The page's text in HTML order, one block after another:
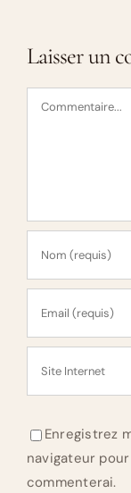
Laisser un
Commentaire
Enregistrez
navigateur
commenterai.